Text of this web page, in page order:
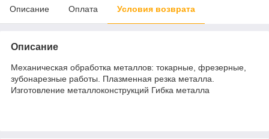
Описание Оплата Условия возврата
Описание
Механическая обработка металлов: токарные, фрезерные,
зубонарезные работы. Плазменная резка металла.
Изготовление металлоконструкций Гибка металла